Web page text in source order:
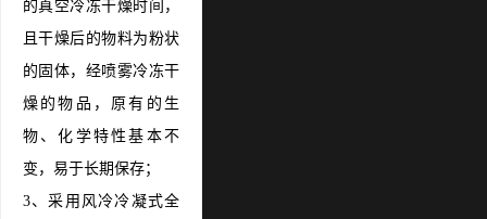
的真空冷冻干燥时间，
且干燥后的物料为粉状
的固体，经喷雾冷冻干
燥的物品，原有的生
物、化学特性基本不
变，易于长期保存；
3、采用风冷冷凝式全